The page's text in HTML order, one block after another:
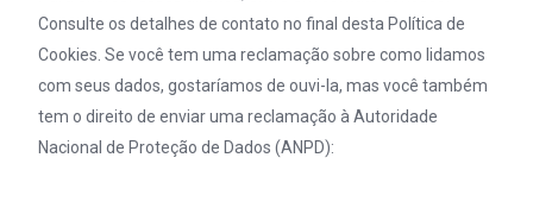
Consulte os detalhes de contato no final desta Política de
Cookies. Se você tem uma reclamação sobre como lidamos
com seus dados, gostaríamos de ouvi-la, mas você também
tem o direito de enviar uma reclamação à Autoridade
Nacional de Proteção de Dados (ANPD):